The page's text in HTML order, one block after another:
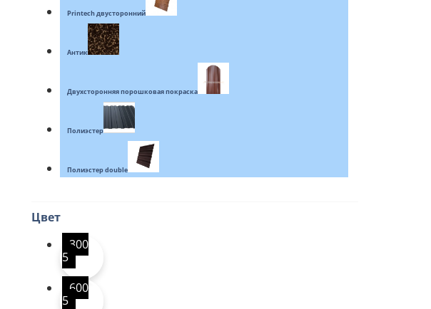
Printech двусторонний
Антик
Двухсторонняя порошковая покраска
Полиэстер
Полиэстер double
Цвет
300
5
600
5